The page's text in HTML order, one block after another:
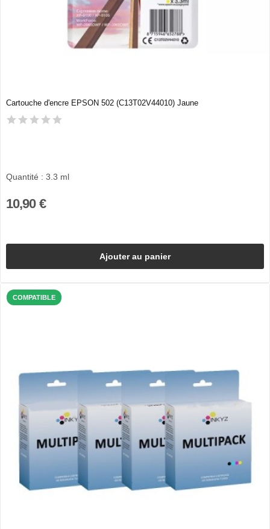
Cartouche d'encre EPSON 502 (C13T02V44010) Jaune
Quantité : 3.3 ml
10,90 €
Ajouter au panier
COMPATIBLE